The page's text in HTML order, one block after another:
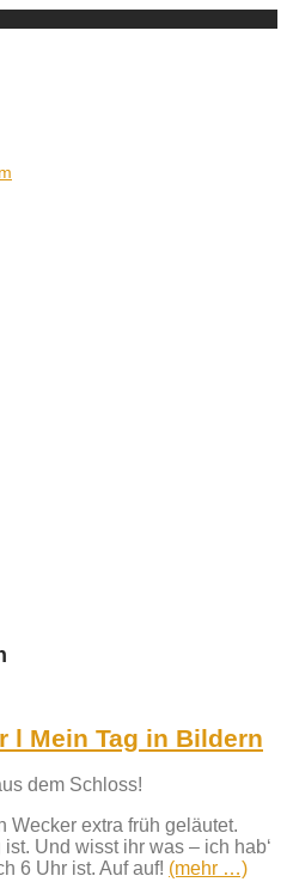
l Mein Tag in Bildern
dem Schloss!
Wecker extra früh geläutet.
Und wisst ihr was – ich hab‘
6 Uhr ist. Auf auf! (mehr …)